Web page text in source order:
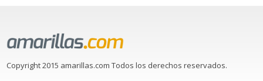
Copyright 2015 amarillas.com Todos los derechos reservados.